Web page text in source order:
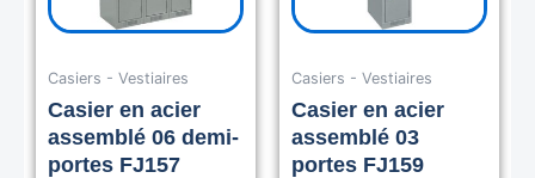
Casiers - Vestiaires
Casier en acier
assemblé 06 demi-
portes FJ157
Casiers - Vestiaires
Casier en acier
assemblé 03
portes FJ159